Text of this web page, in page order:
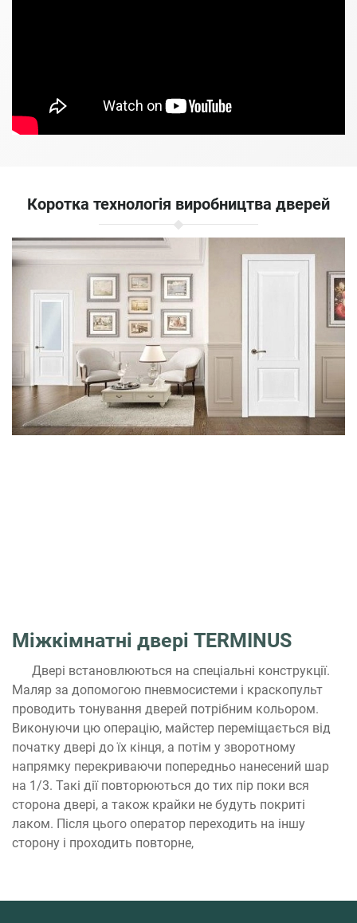
Коротка технологія виробництва дверей
Міжкімнатні двері TERMINUS
Двері встановлюються на спеціальні конструкції.
Маляр за допомогою пневмосистеми і краскопульт
проводить тонування дверей потрібним кольором.
Виконуючи цю операцію, майстер переміщається від
початку двері до їх кінця, а потім у зворотному
напрямку перекриваючи попередньо нанесений шар
на 1/3. Такі дії повторюються до тих пір поки вся
сторона двері, а також крайки не будуть покриті
лаком. Після цього оператор переходить на іншу
сторону і проходить повторне,